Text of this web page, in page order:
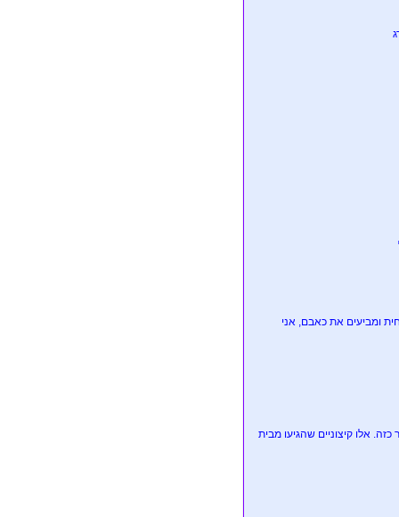
ומביעים את כאבם, אני
אלו קיצוניים שהגיעו מבית